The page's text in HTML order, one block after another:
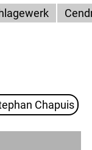
Chapuis